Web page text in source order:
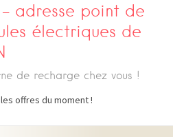
– adresse point de
électriques de
de recharge chez vous !
offres du moment !